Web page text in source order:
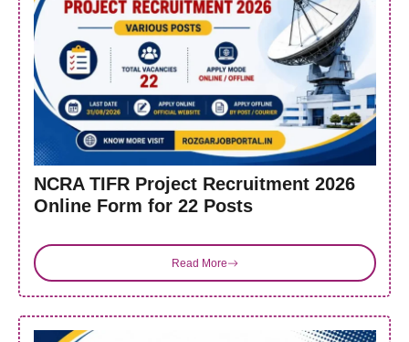
NCRA TIFR Project Recruitment 2026
Online Form for 22 Posts
Read More